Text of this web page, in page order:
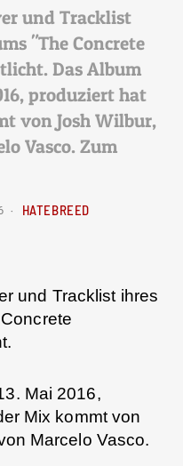
und Tracklist
"The Concrete
Das Album
produziert hat
von Josh Wilbur,
Vasco. Zum
HATEBREED
und Tracklist ihres
Mai 2016,
Mix kommt von
Marcelo Vasco.